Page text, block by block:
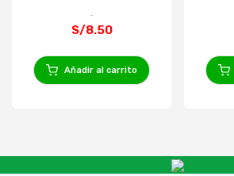
S/8.50
Añadir al carrito